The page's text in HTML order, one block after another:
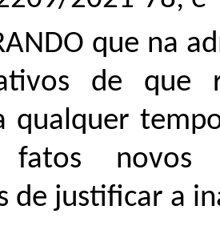
que na
de que
qualquer
fatos novos
de justificar a